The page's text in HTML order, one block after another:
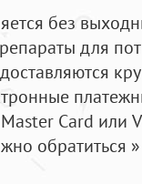
без
для
доставляются
Card или
обратиться